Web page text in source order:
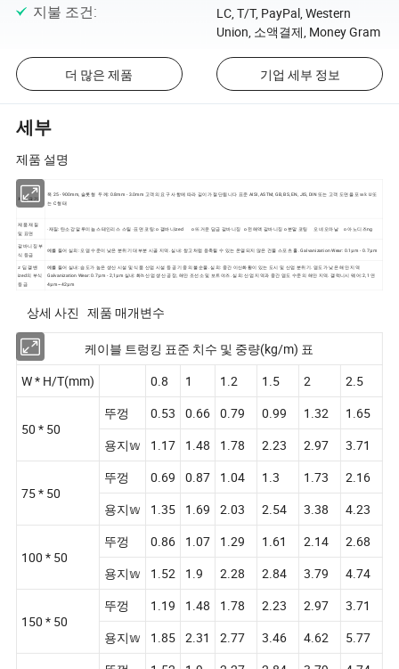
지불 조건:
LC, T/T, PayPal, Western
Union, 소액결제, Money Gram
더 많은 제품 기업 세부 정보
세부
제품 설명
제품 크기
폭 25 - 900mm, 슬롯형 두께: 0.8mm - 3.0mm 고객의 요구 사항에 따라 길이가 절단됩니다 표준 AISI, ASTM, GB, BS, EN, JIS, DIN 또는 고객 도면을 포𝕨𝕜 U 또
는 C 형태
제품 재질
및 표면
·재질: 탄소강 알루미늄 스테인리스 스틸 ·표면 코팅: o 갤바니ized o 뜨거운 담금 갈바니징 o 전해액 갈바니징 o 분말 코팅 오 네오마날 o 아노디즈ng
갈바니징 부
식 등급
예를 들어 실외: 오염 수준이 낮은 분위기 대부분 시골 지역. 실내: 창고처럼 응축될 수 있는 온열되지 않은 건물 스포츠 홀. Galvanization Wear: 0.1μm - 0.7μm
𝕫 딥 갤밴
ized의 부식
등급
예를 들어 실내: 습도가 높은 생산 시설 및 식품 산업 시설 등 공기 중의 불순물. 실외: 중간 이산화황이 있는 도시 및 산업 분위기. 염도가 낮은 해안 지역
Galvanization Wear: 0.7μm - 2,1μm 실내: 화𝕙 산업 생산 공장, 해안 조선소 및 보트야즈. 실외: 산업 지역과 중간 염도 수준의 해안 지역. 갤럭니시 웨어: 2,1 연
4μm~42μm
상세 사진 제품 매개변수
케이블 트렁킹 표준 치수 및 중량(kg/m) 표
W * H/T(mm)
0.8 1 1.2 1.5 2 2.5
50 * 50
뚜껑 0.53 0.66 0.79 0.99 1.32 1.65
용지𝕨 1.17 1.48 1.78 2.23 2.97 3.71
75 * 50
뚜껑 0.69 0.87 1.04 1.3 1.73 2.16
용지𝕨 1.35 1.69 2.03 2.54 3.38 4.23
100 * 50
뚜껑 0.86 1.07 1.29 1.61 2.14 2.68
용지𝕨 1.52 1.9 2.28 2.84 3.79 4.74
150 * 50
뚜껑 1.19 1.48 1.78 2.23 2.97
3.71
용지𝕨
1.85 2.31 2.77 3.46 4.62
5.77